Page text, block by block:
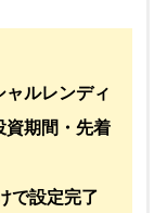
ャルレンディ
資期間・先着
で設定完了